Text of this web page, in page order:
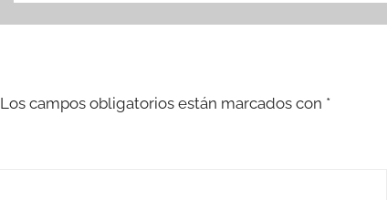
Los campos obligatorios están marcados con *